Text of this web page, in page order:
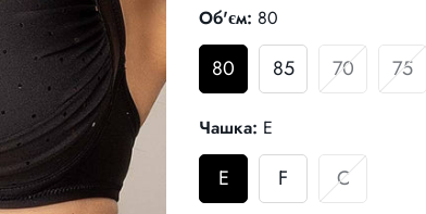
Об'єм: 80
80 85 70 75
Чашка: E
E F C